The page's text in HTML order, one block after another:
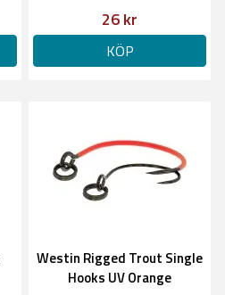
26 kr
KÖP
Westin Rigged Trout Single
Hooks UV Orange